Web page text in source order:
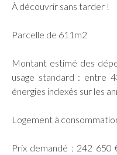
À découvrir sans tarder !
Parcelle de 611m2
Montant estimé des
usage standard : entre
énergies indexés sur les
Logement à
Prix demandé : 242